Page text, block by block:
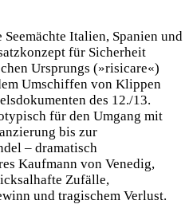
Italien, Spanien und
für Sicherheit
Ursprungs (»risicare«)
Umschiffen von Klippen
des 12./13.
für den Umgang mit
bis zur
– dramatisch
Kaufmann von Venedig,
Zufälle,
und tragischem Verlust.